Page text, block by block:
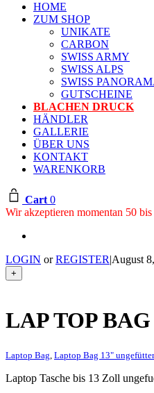
HOME
ZUM SHOP
UNIKATE
CARBON
SWISS ARMY
SWISS ALPS
SWISS
GUTSCHEINE
BLACHEN DRUCK
HÄNDLER
GALLERIE
ÜBER UNS
KONTAKT
WARENKORB
Cart 0
Wir akzeptieren momentan 50
LOGIN orREGISTER|August
+
LAP TOP
Laptop Bag Laptop Bag 13"
Laptop Tasche bis 13 Zoll